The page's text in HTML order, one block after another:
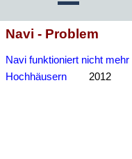
Navi - Problem
Navi funktioniert nicht
Hochhäusern 2012